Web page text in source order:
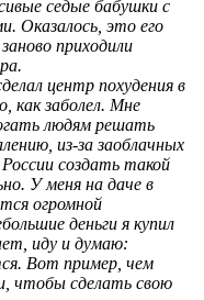
седые бабушки с
Оказалось, это его
приходили
центр похудения в
как заболел. Мне
людям решать
из-за заоблачных
создать такой
У меня на даче в
огромной
деньги я купил
иду и думаю:
Вот пример, чем
чтобы сделать свою